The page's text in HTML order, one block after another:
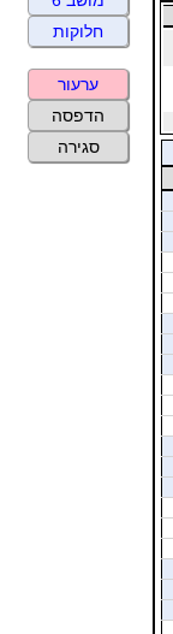
חלוקות
ערעור
הדפסה
סגירה